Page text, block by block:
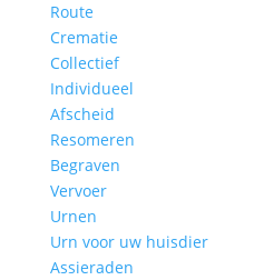
Route
Crematie
Collectief
Individueel
Afscheid
Resomeren
Begraven
Vervoer
Urnen
Urn voor uw huisdier
Assieraden